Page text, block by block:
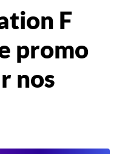
F
promo
nos